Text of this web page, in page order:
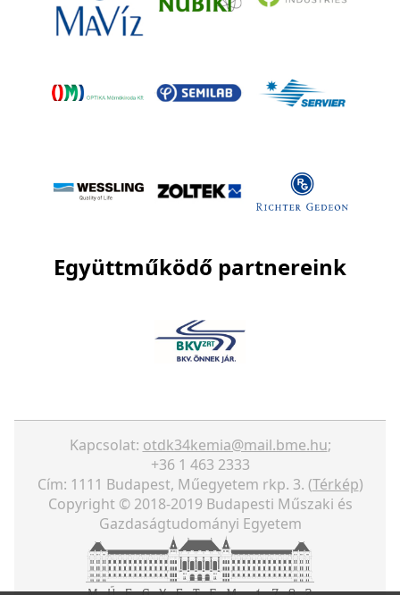
Együttműködő partnereink
Kapcsolat: otdk34kemia@mail.bme.hu;
+36 1 463 2333
Cím: 1111 Budapest, Műegyetem rkp. 3. (Térkép)
Copyright © 2018-2019 Budapesti Műszaki és
Gazdaságtudományi Egyetem